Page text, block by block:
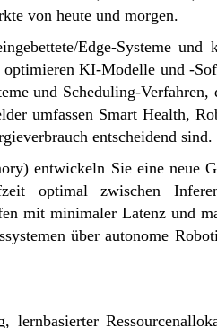
von heute und morgen.
Edge-Systeme und
optimieren KI-Modelle und -
und Scheduling-Verfahren,
umfassen Smart Health,
entscheidend sind.
entwickeln Sie eine neue
optimal zwischen
mit minimaler Latenz und
über autonome
lernbasierter